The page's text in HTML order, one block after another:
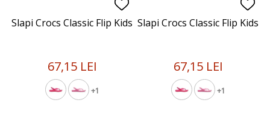
Slapi Crocs Classic Flip Kids
+1
67,15 LEI
Slapi Crocs Classic Flip Kids
+1
67,15 LEI